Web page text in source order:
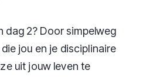
dag 2? Door simpelweg
jou en je disciplinaire
uit jouw leven te